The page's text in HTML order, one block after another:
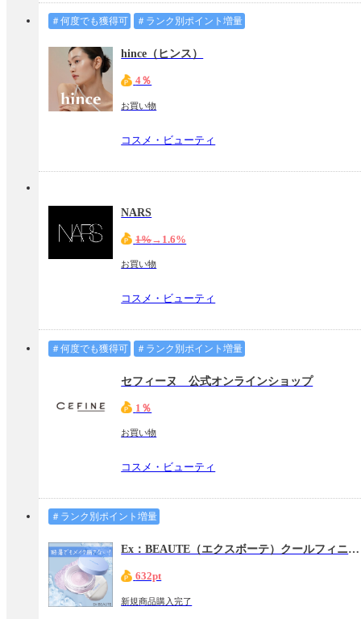
＃何度でも獲得可 ＃ランク別ポイント増量
hince（ヒンス）
4％
お買い物
コスメ・ビューティ
NARS
1%→1.6%
お買い物
コスメ・ビューティ
＃何度でも獲得可 ＃ランク別ポイント増量
セフィーヌ 公式オンラインショップ
1％
お買い物
コスメ・ビューティ
＃ランク別ポイント増量
Ex：BEAUTE（エクスボーテ）クールフィニッシングルース
632pt
新規商品購入完了